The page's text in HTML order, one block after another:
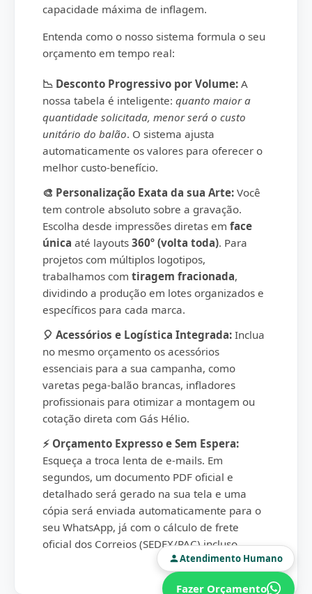
capacidade máxima de inflagem.
Entenda como o nosso sistema formula o seu
orçamento em tempo real:
📉 Desconto Progressivo por Volume: A
nossa tabela é inteligente: quanto maior a
quantidade solicitada, menor será o custo
unitário do balão. O sistema ajusta
automaticamente os valores para oferecer o
melhor custo-benefício.
🎨 Personalização Exata da sua Arte: Você
tem controle absoluto sobre a gravação.
Escolha desde impressões diretas em face
única até layouts 360º (volta toda). Para
projetos com múltiplos logotipos,
trabalhamos com tiragem fracionada,
dividindo a produção em lotes organizados e
específicos para cada marca.
🎈 Acessórios e Logística Integrada: Inclua
no mesmo orçamento os acessórios
essenciais para a sua campanha, como
varetas pega-balão brancas, infladores
profissionais para otimizar a montagem ou
cotação direta com Gás Hélio.
⚡ Orçamento Expresso e Sem Espera:
Esqueça a troca lenta de e-mails. Em
segundos, um documento PDF oficial e
detalhado será gerado na sua tela e uma
cópia será enviada automaticamente para o
seu WhatsApp, já com o cálculo de frete
oficial dos Correios (SEDEX/PAC) incluso.
Atendimento Humano
Fazer Orçamento